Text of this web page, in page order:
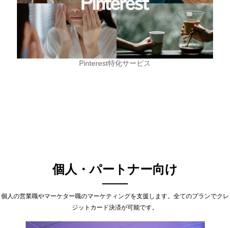
Pinterest特化サービス
個人・パートナー向け
個人の営業職やマーケター職のマーケティングを支援します。全てのプランでクレ
ジットカード決済が可能です。